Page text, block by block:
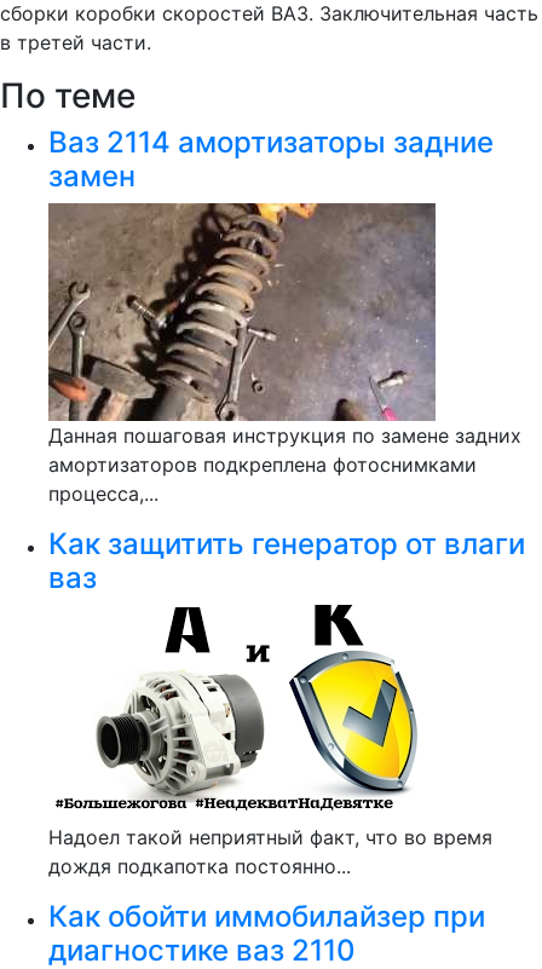
сборки коробки скоростей ВАЗ. Заключительная часть
в третей части.
По теме
Ваз 2114 амортизаторы задние
замен
Данная пошаговая инструкция по замене задних
амортизаторов подкреплена фотоснимками
процесса,...
Как защитить генератор от влаги
ваз
Надоел такой неприятный факт, что во время
дождя подкапотка постоянно...
Как обойти иммобилайзер при
диагностике ваз 2110